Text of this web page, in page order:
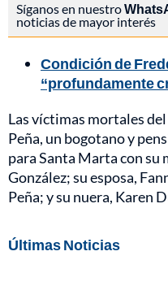
Síganos en nuestro
noticias de mayor interés
Condición de
“profundamente
Las víctimas mortales
Peña, un bogotano y
para Santa Marta con su
González; su esposa,
Peña; y su nuera, Karen
Últimas Noticias